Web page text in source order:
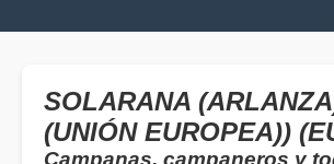
SOLARANA
(UNIÓN EUROPEA))
Campanas, campaneros y